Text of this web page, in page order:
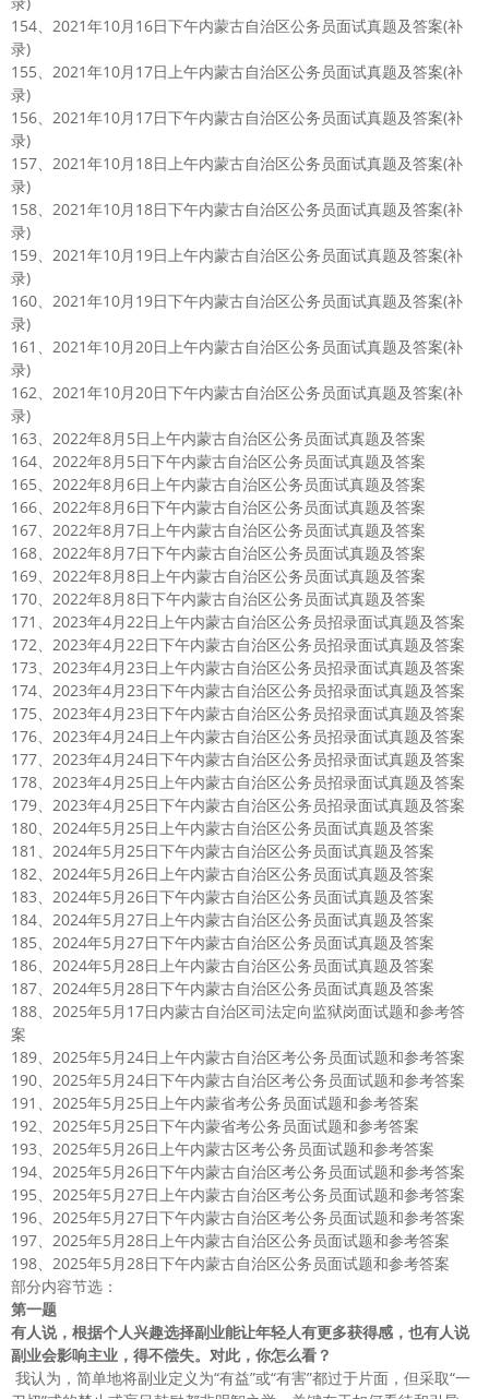
154、2021年10月16日下午内蒙古自治区公务员面试真题及答案(补
录)
155、2021年10月17日上午内蒙古自治区公务员面试真题及答案(补
录)
156、2021年10月17日下午内蒙古自治区公务员面试真题及答案(补
录)
157、2021年10月18日上午内蒙古自治区公务员面试真题及答案(补
录)
158、2021年10月18日下午内蒙古自治区公务员面试真题及答案(补
录)
159、2021年10月19日上午内蒙古自治区公务员面试真题及答案(补
录)
160、2021年10月19日下午内蒙古自治区公务员面试真题及答案(补
录)
161、2021年10月20日上午内蒙古自治区公务员面试真题及答案(补
录)
162、2021年10月20日下午内蒙古自治区公务员面试真题及答案(补
录)
163、2022年8月5日上午内蒙古自治区公务员面试真题及答案
164、2022年8月5日下午内蒙古自治区公务员面试真题及答案
165、2022年8月6日上午内蒙古自治区公务员面试真题及答案
166、2022年8月6日下午内蒙古自治区公务员面试真题及答案
167、2022年8月7日上午内蒙古自治区公务员面试真题及答案
168、2022年8月7日下午内蒙古自治区公务员面试真题及答案
169、2022年8月8日上午内蒙古自治区公务员面试真题及答案
170、2022年8月8日下午内蒙古自治区公务员面试真题及答案
171、2023年4月22日上午内蒙古自治区公务员招录面试真题及答案
172、2023年4月22日下午内蒙古自治区公务员招录面试真题及答案
173、2023年4月23日上午内蒙古自治区公务员招录面试真题及答案
174、2023年4月23日下午内蒙古自治区公务员招录面试真题及答案
175、2023年4月23日下午内蒙古自治区公务员招录面试真题及答案
176、2023年4月24日上午内蒙古自治区公务员招录面试真题及答案
177、2023年4月24日下午内蒙古自治区公务员招录面试真题及答案
178、2023年4月25日上午内蒙古自治区公务员招录面试真题及答案
179、2023年4月25日下午内蒙古自治区公务员招录面试真题及答案
180、2024年5月25日上午内蒙古自治区公务员面试真题及答案
181、2024年5月25日下午内蒙古自治区公务员面试真题及答案
182、2024年5月26日上午内蒙古自治区公务员面试真题及答案
183、2024年5月26日下午内蒙古自治区公务员面试真题及答案
184、2024年5月27日上午内蒙古自治区公务员面试真题及答案
185、2024年5月27日下午内蒙古自治区公务员面试真题及答案
186、2024年5月28日上午内蒙古自治区公务员面试真题及答案
187、2024年5月28日下午内蒙古自治区公务员面试真题及答案
188、2025年5月17日内蒙古自治区司法定向监狱岗面试题和参考答
案
189、2025年5月24日上午内蒙古自治区考公务员面试题和参考答案
190、2025年5月24日下午内蒙古自治区考公务员面试题和参考答案
191、2025年5月25日上午内蒙省考公务员面试题和参考答案
192、2025年5月25日下午内蒙省考公务员面试题和参考答案
193、2025年5月26日上午内蒙古区考公务员面试题和参考答案
194、2025年5月26日下午内蒙古自治区考公务员面试题和参考答案
195、2025年5月27日上午内蒙古自治区考公务员面试题和参考答案
196、2025年5月27日下午内蒙古自治区考公务员面试题和参考答案
197、2025年5月28日上午内蒙古自治区公务员面试题和参考答案
198、2025年5月28日下午内蒙古自治区公务员面试题和参考答案
部分内容节选：
第一题
有人说，根据个人兴趣选择副业能让年轻人有更多获得感，也有人说
副业会影响主业，得不偿失。对此，你怎么看？
我认为，简单地将副业定义为“有益”或“有害”都过于片面，但采取“一